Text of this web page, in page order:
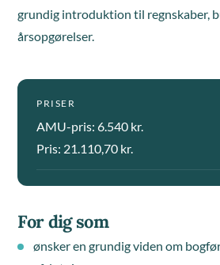
grundig introduktion til regnskaber,
årsopgørelser.
PRISER
AMU-pris: 6.540 kr.
Pris: 21.110,70 kr.
For dig som
ønsker en grundig viden om